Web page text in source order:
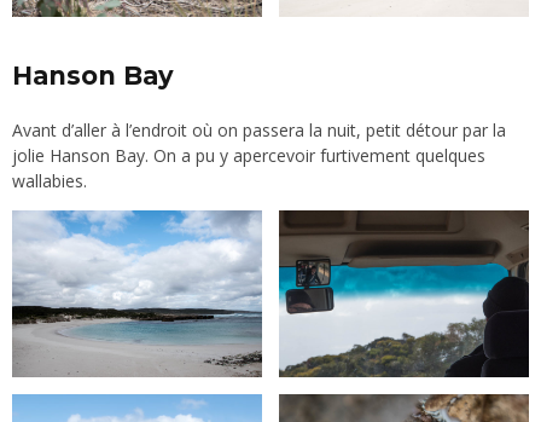
Hanson Bay
Avant d’aller à l’endroit où on passera la nuit, petit détour par la
jolie Hanson Bay. On a pu y apercevoir furtivement quelques
wallabies.